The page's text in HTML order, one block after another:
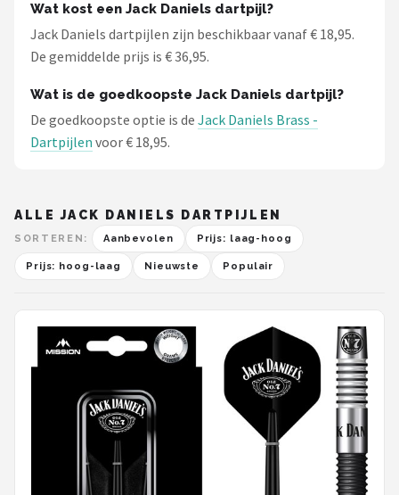
Wat kost een Jack Daniels dartpijl?
Jack Daniels dartpijlen zijn beschikbaar vanaf € 18,95.
De gemiddelde prijs is € 36,95.
Wat is de goedkoopste Jack Daniels dartpijl?
De goedkoopste optie is de Jack Daniels Brass -
Dartpijlen voor € 18,95.
ALLE JACK DANIELS DARTPIJLEN
SORTEREN: Aanbevolen Prijs: laag-hoog
Prijs: hoog-laag Nieuwste Populair